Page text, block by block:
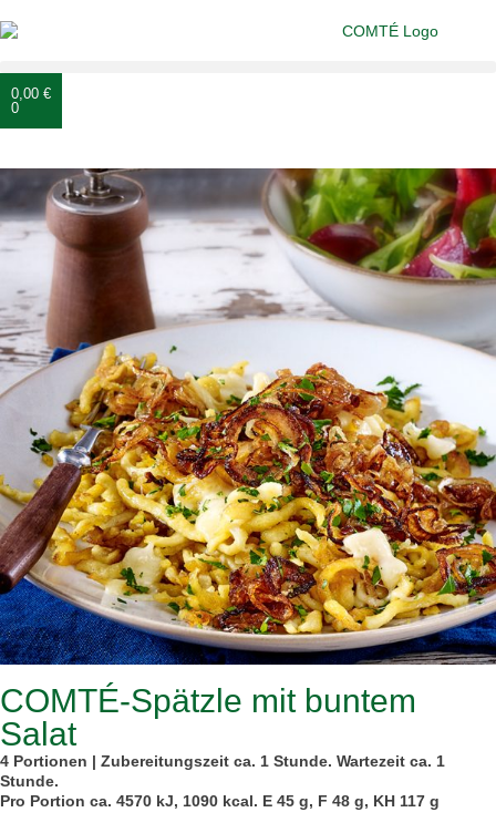
0,00 €
0
COMTÉ-Spätzle mit buntem
Salat
4 Portionen | Zubereitungszeit ca. 1 Stunde. Wartezeit ca. 1
Stunde.
Pro Portion ca. 4570 kJ, 1090 kcal. E 45 g, F 48 g, KH 117 g